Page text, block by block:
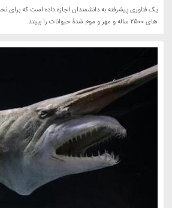
یک فناوری پیشرفته به دانشمندان اجازه داده است که برای
های 2500 ساله و مهر و موم شدۀ حیوانات را ببینند.